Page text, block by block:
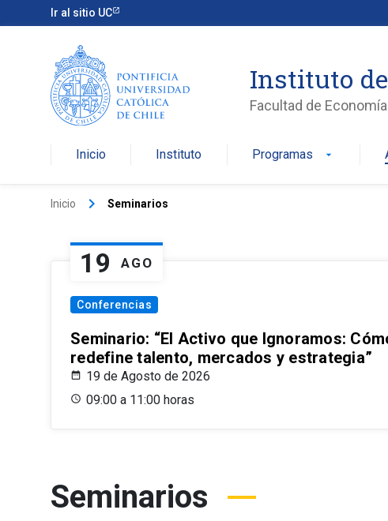
Ir al sitio UC
Instituto
Facultad de
Inicio Instituto Programas arrow_drop_down
Inicio keyboard_arrow_right Seminarios
19 AGO
Conferencias
Seminario: “El Activo que Ignoramos:
redefine talento, mercados y estrategia”
19 de Agosto de 2026
09:00 a 11:00 horas
Seminarios